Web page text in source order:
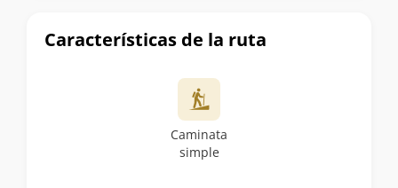
Características de la ruta
Caminata
simple